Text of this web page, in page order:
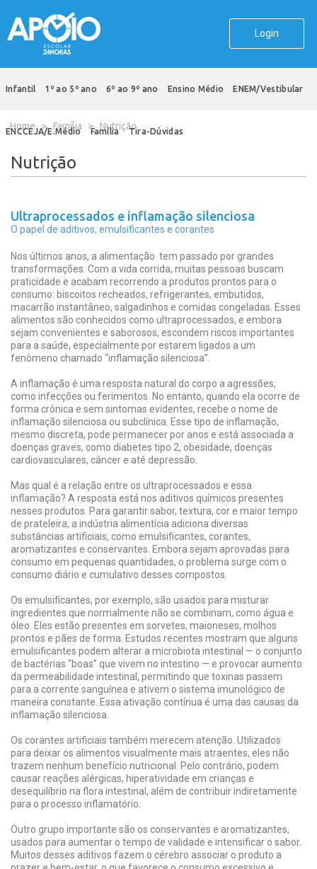
Login
Infantil 1º ao 5º ano 6º ao 9º ano Ensino Médio ENEM/Vestibular
ENCCEJA/E.Médio Família Tira-Dúvidas
Home Família Nutrição
Nutrição
Ultraprocessados e inflamação silenciosa
O papel de aditivos, emulsificantes e corantes
Nos últimos anos, a alimentação tem passado por grandes
transformações. Com a vida corrida, muitas pessoas buscam
praticidade e acabam recorrendo a produtos prontos para o
consumo: biscoitos recheados, refrigerantes, embutidos,
macarrão instantâneo, salgadinhos e comidas congeladas. Esses
alimentos são conhecidos como ultraprocessados, e embora
sejam convenientes e saborosos, escondem riscos importantes
para a saúde, especialmente por estarem ligados a um
fenômeno chamado “inflamação silenciosa”.
A inflamação é uma resposta natural do corpo a agressões,
como infecções ou ferimentos. No entanto, quando ela ocorre de
forma crônica e sem sintomas evidentes, recebe o nome de
inflamação silenciosa ou subclínica. Esse tipo de inflamação,
mesmo discreta, pode permanecer por anos e está associada a
doenças graves, como diabetes tipo 2, obesidade, doenças
cardiovasculares, câncer e até depressão.
Mas qual é a relação entre os ultraprocessados e essa
inflamação? A resposta está nos aditivos químicos presentes
nesses produtos. Para garantir sabor, textura, cor e maior tempo
de prateleira, a indústria alimentícia adiciona diversas
substâncias artificiais, como emulsificantes, corantes,
aromatizantes e conservantes. Embora sejam aprovadas para
consumo em pequenas quantidades, o problema surge com o
consumo diário e cumulativo desses compostos.
Os emulsificantes, por exemplo, são usados para misturar
ingredientes que normalmente não se combinam, como água e
óleo. Eles estão presentes em sorvetes, maioneses, molhos
prontos e pães de forma. Estudos recentes mostram que alguns
emulsificantes podem alterar a microbiota intestinal — o conjunto
de bactérias “boas” que vivem no intestino — e provocar aumento
da permeabilidade intestinal, permitindo que toxinas passem
para a corrente sanguínea e ativem o sistema imunológico de
maneira constante. Essa ativação contínua é uma das causas da
inflamação silenciosa.
Os corantes artificiais também merecem atenção. Utilizados
para deixar os alimentos visualmente mais atraentes, eles não
trazem nenhum benefício nutricional. Pelo contrário, podem
causar reações alérgicas, hiperatividade em crianças e
desequilíbrio na flora intestinal, além de contribuir indiretamente
para o processo inflamatório.
Outro grupo importante são os conservantes e aromatizantes,
usados para aumentar o tempo de validade e intensificar o sabor.
Muitos desses aditivos fazem o cérebro associar o produto a